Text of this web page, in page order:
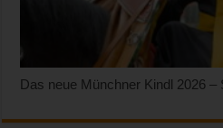
Das neue Münchner Kindl 2026 –